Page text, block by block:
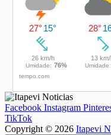
Facebook Instagram
TikTok
Copyright © 2026 Itapevi